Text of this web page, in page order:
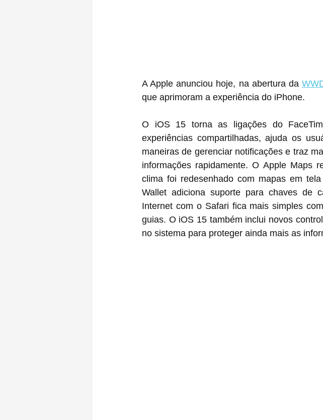
A Apple anunciou hoje, na abertura da
que aprimoram a experiência do iPhone.
O iOS 15 torna as ligações do
experiências compartilhadas, ajuda os
maneiras de gerenciar notificações e traz
informações rapidamente. O Apple Maps
clima foi redesenhado com mapas em
Wallet adiciona suporte para chaves de
Internet com o Safari fica mais simples
guias. O iOS 15 também inclui novos
no sistema para proteger ainda mais as